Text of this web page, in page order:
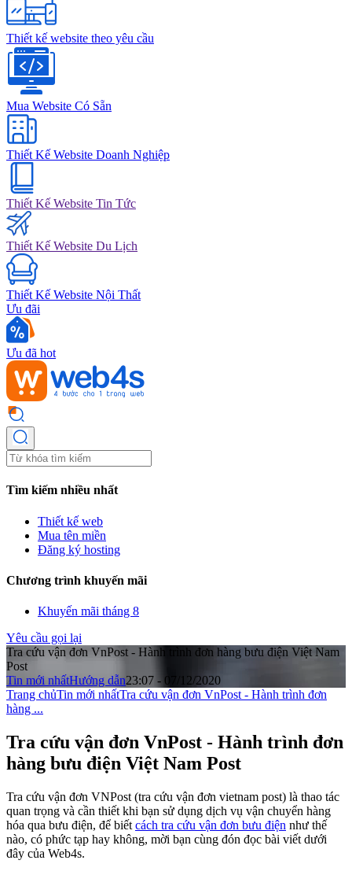
Thiết kế website theo yêu cầu
Mua Website Có Sẵn
Thiết Kế Website Doanh Nghiệp
Thiết Kế Website Tin Tức
Thiết Kế Website Du Lịch
Thiết Kế Website Nội Thất
Ưu đãi
Ưu đã hot
Tìm kiếm nhiều nhất
Thiết kế web
Mua tên miền
Đăng ký hosting
Chương trình khuyến mãi
Khuyến mãi tháng 8
Yêu cầu gọi lại
Tra cứu vận đơn VnPost - Hành trình đơn hàng bưu điện Việt Nam
Post
Tin mới nhấtHướng dẫn23:07 - 07/12/2020
Trang chủTin mới nhấtTra cứu vận đơn VnPost - Hành trình đơn
hàng ...
Tra cứu vận đơn VnPost - Hành trình đơn
hàng bưu điện Việt Nam Post
Tra cứu vận đơn VNPost (tra cứu vận đơn vietnam post) là thao tác
quan trọng và cần thiết khi bạn sử dụng dịch vụ vận chuyển hàng
hóa qua bưu điện, để biết cách tra cứu vận đơn bưu điện như thế
nào, có phức tạp hay không, mời bạn cùng đón đọc bài viết dưới
đây của Web4s.